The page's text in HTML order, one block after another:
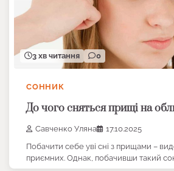
3 хв читання 0
СОННИК
До чого сняться прищі на
Савченко Уляна
17.10.2025
Побачити себе уві сні з прищами –
приємних. Однак, побачивши такий